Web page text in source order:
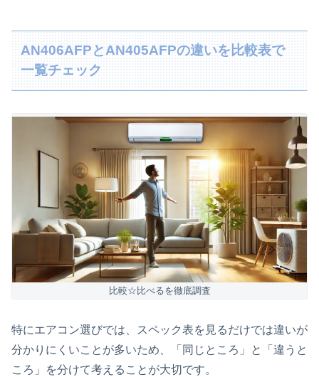
AN406AFPとAN405AFPの違いを比較表で
一覧チェック
比較☆比べるを徹底調査
特にエアコン選びでは、スペック表を見るだけでは違いが
分かりにくいことが多いため、「同じところ」と「違うと
ころ」を分けて考えることが大切です。